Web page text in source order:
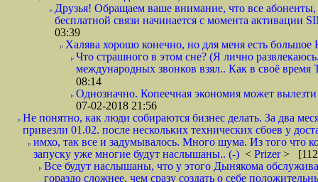
Друзья! Обращаем ваше внимание, что все
бесплатной связи начинается с момента
03:39
Халява хорошо конечно, но для меня есть
Что страшного в этом сне? (Я лично
международных звонков взял.. Как в своё
08:14
Однозначно. Копеечная экономия может
07-02-2018 21:56
Не понятно, как люди собираются бизнес делать. За два
привезли 01.02. после нескольких технических сбоев у
имхо, так все и задумывалось. Много шума. Из того что
запуску уже многие будут наслышаны.. (-) < Prizer>
Все будут наслышаны, что у этого Дынякома
гораздо сложнее, чем сразу создать о себе